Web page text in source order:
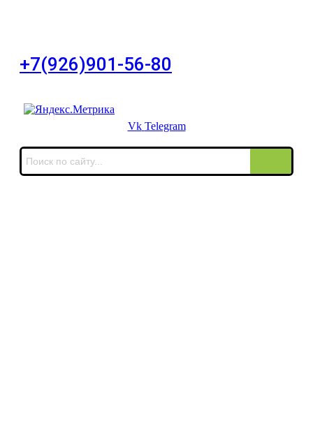
+7(926)901-56-80
Vk Telegram